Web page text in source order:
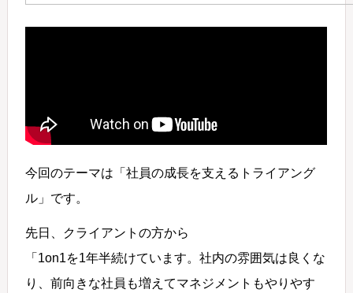
今回のテーマは「社員の成長を支えるトライアング
ル」です。
先日、クライアントの方から
「1on1を1年半続けています。社内の雰囲気は良くな
り、前向きな社員も増えてマネジメントもやりやす